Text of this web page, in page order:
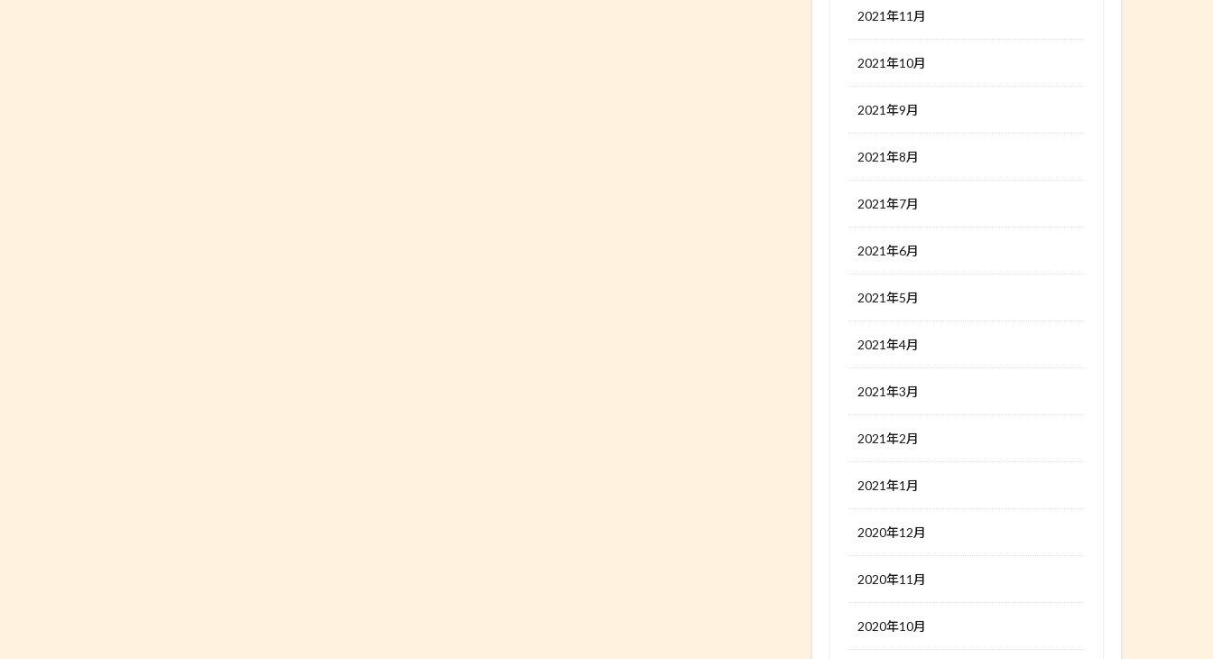
2021年11月
2021年10月
2021年9月
2021年8月
2021年7月
2021年6月
2021年5月
2021年4月
2021年3月
2021年2月
2021年1月
2020年12月
2020年11月
2020年10月